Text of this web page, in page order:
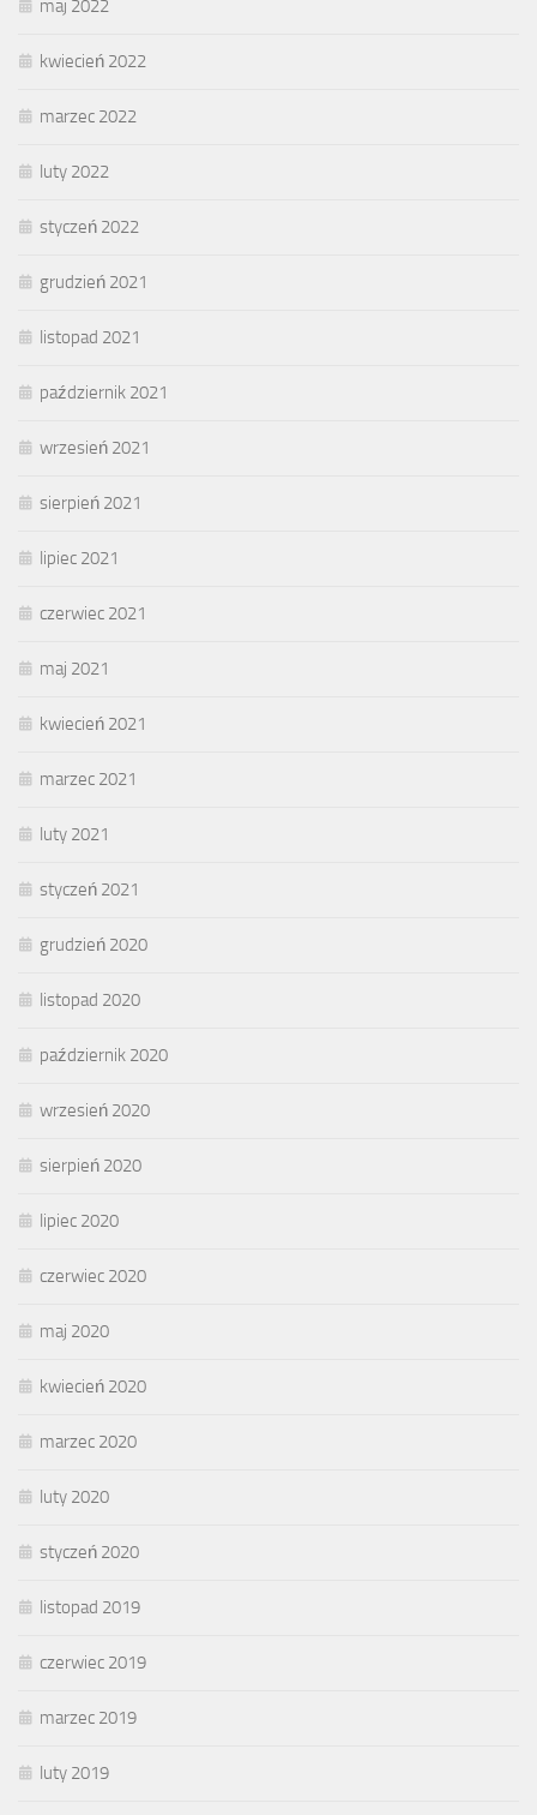
maj 2022
kwiecień 2022
marzec 2022
luty 2022
styczeń 2022
grudzień 2021
listopad 2021
październik 2021
wrzesień 2021
sierpień 2021
lipiec 2021
czerwiec 2021
maj 2021
kwiecień 2021
marzec 2021
luty 2021
styczeń 2021
grudzień 2020
listopad 2020
październik 2020
wrzesień 2020
sierpień 2020
lipiec 2020
czerwiec 2020
maj 2020
kwiecień 2020
marzec 2020
luty 2020
styczeń 2020
listopad 2019
czerwiec 2019
marzec 2019
luty 2019